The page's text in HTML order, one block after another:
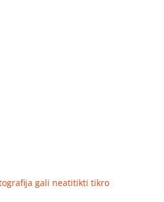
gali neatitikti tikro